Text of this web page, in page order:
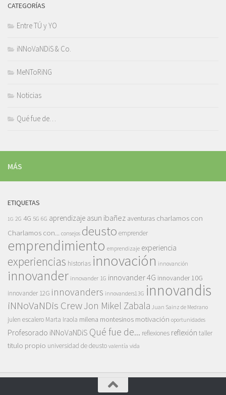
CATEGORÍAS
Entre TÚ y YO
iNNoVaNDiS & Co.
MeNToRiNG
Noticias
Qué fue de…
MÁS
ETIQUETAS
1G 2G 4G 5G 6G aprendizaje asun ibañez aventuras charlamos con
Charlamos con... consejos deusto emprender
emprendimiento emprendizaje experiencia
experiencias historias innovación innovanción
innovander innovander 1G innovander 4G innovander 10G
innovander 12G innovanders innovanders13G innovandis
iNNoVaNDis CrewJon Mikel Zabala Juan Sainz de Medrano
julen escalero Marta Iraola milena montesinos motivación oportunidades
Profesorado iNNoVaNDiS Qué fue de... reflexiones reflexión taller
titulo propio universidad de deusto valentía vida